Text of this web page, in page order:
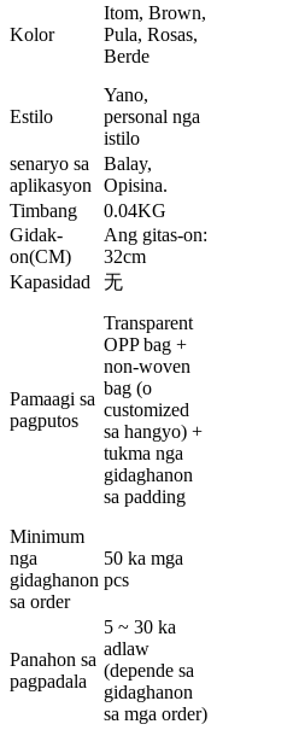
Kolor
Itom, Brown,
Pula, Rosas,
Berde
Estilo
Yano,
personal nga
istilo
senaryo sa
aplikasyon
Balay,
Opisina.
Timbang
0.04KG
Gidak-
on(CM)
Ang gitas-on:
32cm
Kapasidad
无
Pamaagi sa
pagputos
Transparent
OPP bag +
non-woven
bag (o
customized
sa hangyo) +
tukma nga
gidaghanon
sa padding
Minimum
nga
gidaghanon
sa order
50 ka mga
pcs
Panahon sa
pagpadala
5 ~ 30 ka
adlaw
(depende sa
gidaghanon
sa mga order)